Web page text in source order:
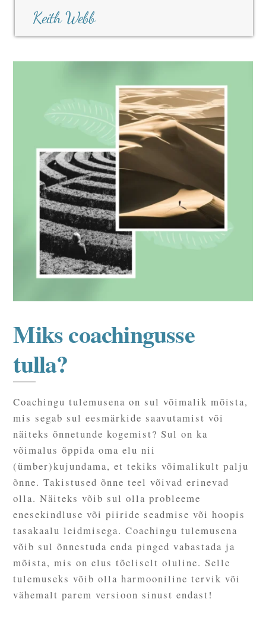
Keith Webb
Miks coachingusse
tulla?
Coachingu tulemusena on sul võimalik mõista,
mis segab sul eesmärkide saavutamist või
näiteks õnnetunde kogemist? Sul on ka
võimalus õppida oma elu nii
(ümber)kujundama, et tekiks võimalikult palju
õnne. Takistused õnne teel võivad erinevad
olla. Näiteks võib sul olla probleeme
enesekindluse või piiride seadmise või hoopis
tasakaalu leidmisega. Coachingu tulemusena
võib sul õnnestuda enda pinged vabastada ja
mõista, mis on elus tõeliselt oluline. Selle
tulemuseks võib olla harmooniline tervik või
vähemalt parem versioon sinust endast!